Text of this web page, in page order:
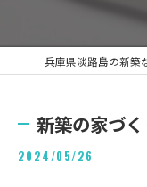
新築の家づ
2024/05/26